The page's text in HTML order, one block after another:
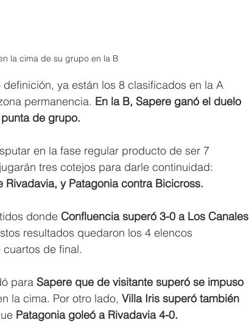
la cima de su grupo en la B
ya están los 8 clasificados en la A
permanencia. En la B, Sapere ganó el duelo
de grupo.
en la fase regular producto de ser 7
tres cotejos para darle continuidad:
y Patagonia contra Bicicross.
donde Confluencia superó 3-0 a Los Canales
resultados quedaron los 4 elencos
de final.
para Sapere que de visitante superó se impuso
la cima. Por otro lado, Villa Iris superó también
Patagonia goleó a Rivadavia 4-0.